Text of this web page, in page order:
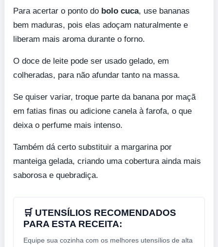
Para acertar o ponto do bolo cuca, use bananas
bem maduras, pois elas adoçam naturalmente e
liberam mais aroma durante o forno.
O doce de leite pode ser usado gelado, em
colheradas, para não afundar tanto na massa.
Se quiser variar, troque parte da banana por maçã
em fatias finas ou adicione canela à farofa, o que
deixa o perfume mais intenso.
Também dá certo substituir a margarina por
manteiga gelada, criando uma cobertura ainda mais
saborosa e quebradiça.
🛒 UTENSÍLIOS RECOMENDADOS
PARA ESTA RECEITA:
Equipe sua cozinha com os melhores utensílios de alta